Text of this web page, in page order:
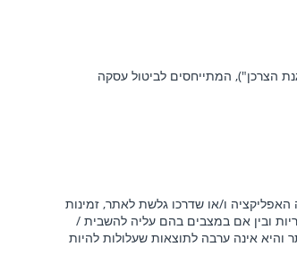
הצרכן תשמ"א- 1981 (להלן: "חוק הגנת הצרכן") וכן תקנות הגנת הצרכן (ביטול עסקה) תשס"א – 2010 ("תקנות הגנת הצרכן"), המתייחסים לביטול עסקה
ו/או שדרכו גלשת לאתר, זמינות
ובין אם במצבים בהם עליה להשבית /
אינה ערבה לתוצאות שעלולות להיות